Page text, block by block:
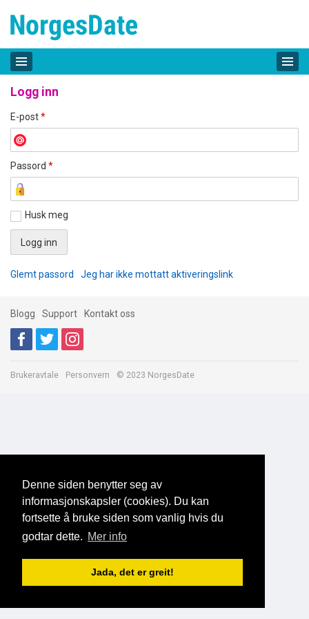
Denne siden benytter seg av
informasjonskapsler (cookies). Du kan
fortsette å bruke siden som vanlig hvis du
godtar dette. Mer info
Jada, det er greit!
Logg inn
E-post*
Passord *
Husk meg
Glemt passord Jeg har ikke mottatt aktiveringslink
Blogg Support Kontakt oss
Brukeravtale Personvern © 2023 NorgesDate